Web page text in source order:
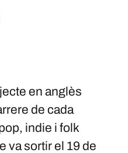
en anglès
de cada
indie i folk
va sortir el 19 de